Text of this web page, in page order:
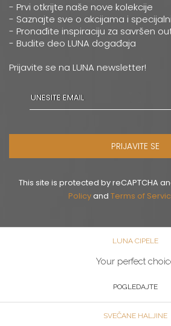
- Prvi otkrijte naše nove kolekcije
- Saznajte sve o akcijama i
- Pronađite inspiraciju za savršen
- Budite deo LUNA događaja
Prijavite se na LUNA newsletter!
PRIJAVITE SE
This site is protected by reCAPTCHA
Policyand Terms of
LUNA CIPELE
Your perfect
POGLEDAJTE
SVEČANE HALJINE